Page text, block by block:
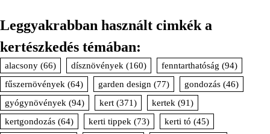
Leggyakrabban használt cimkék a
kertészkedés témában:
alacsony (66) dísznövények (160) fenntarthatóság (94)
fűszernövények (64) garden design (77) gondozás (46)
gyógynövények (94) kert (371) kertek (91)
kertgondozás (64) kerti tippek (73) kerti tó (45)